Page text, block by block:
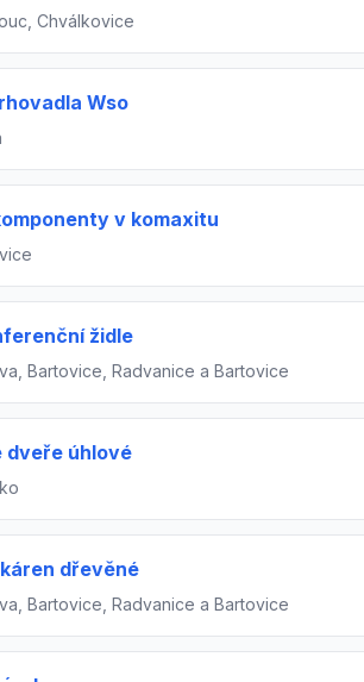
Chválkovice
Wso
v komaxitu
židle
Bartovice, Radvanice a Bartovice
úhlové
dřevěné
Bartovice, Radvanice a Bartovice